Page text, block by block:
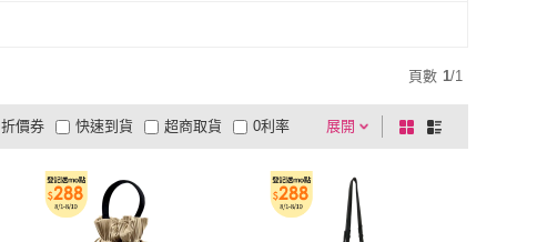
頁數 1/1
展開
折價券
有影片
商品有量 電視購物
快速到貨 超商取貨 0利率
貨到付款
及以上 及以上
棋
盤
列